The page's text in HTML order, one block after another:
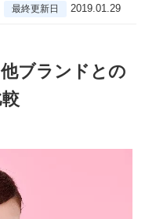
最終更新日 2019.01.29
ブランドとの